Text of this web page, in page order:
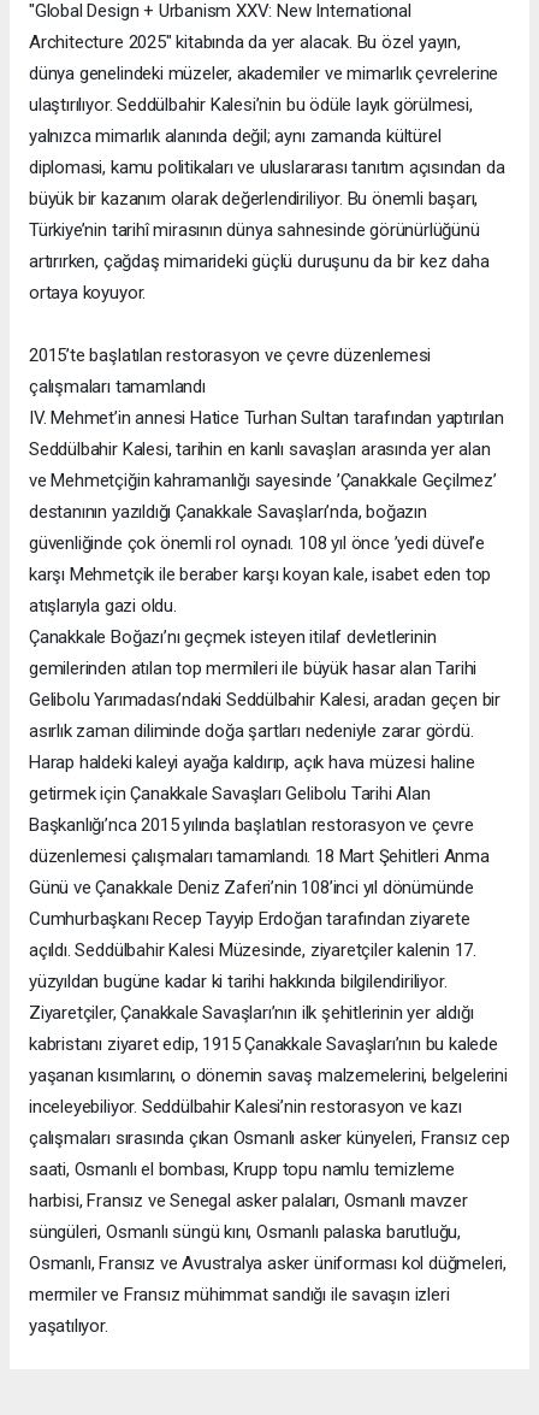
"Global Design + Urbanism XXV: New International
Architecture 2025" kitabında da yer alacak. Bu özel yayın,
dünya genelindeki müzeler, akademiler ve mimarlık çevrelerine
ulaştırılıyor. Seddülbahir Kalesi’nin bu ödüle layık görülmesi,
yalnızca mimarlık alanında değil; aynı zamanda kültürel
diplomasi, kamu politikaları ve uluslararası tanıtım açısından da
büyük bir kazanım olarak değerlendiriliyor. Bu önemli başarı,
Türkiye’nin tarihî mirasının dünya sahnesinde görünürlüğünü
artırırken, çağdaş mimarideki güçlü duruşunu da bir kez daha
ortaya koyuyor.
2015’te başlatılan restorasyon ve çevre düzenlemesi
çalışmaları tamamlandı
IV. Mehmet’in annesi Hatice Turhan Sultan tarafından yaptırılan
Seddülbahir Kalesi, tarihin en kanlı savaşları arasında yer alan
ve Mehmetçiğin kahramanlığı sayesinde ’Çanakkale Geçilmez’
destanının yazıldığı Çanakkale Savaşları’nda, boğazın
güvenliğinde çok önemli rol oynadı. 108 yıl önce ’yedi düvel’e
karşı Mehmetçik ile beraber karşı koyan kale, isabet eden top
atışlarıyla gazi oldu.
Çanakkale Boğazı’nı geçmek isteyen itilaf devletlerinin
gemilerinden atılan top mermileri ile büyük hasar alan Tarihi
Gelibolu Yarımadası’ndaki Seddülbahir Kalesi, aradan geçen bir
asırlık zaman diliminde doğa şartları nedeniyle zarar gördü.
Harap haldeki kaleyi ayağa kaldırıp, açık hava müzesi haline
getirmek için Çanakkale Savaşları Gelibolu Tarihi Alan
Başkanlığı’nca 2015 yılında başlatılan restorasyon ve çevre
düzenlemesi çalışmaları tamamlandı. 18 Mart Şehitleri Anma
Günü ve Çanakkale Deniz Zaferi’nin 108’inci yıl dönümünde
Cumhurbaşkanı Recep Tayyip Erdoğan tarafından ziyarete
açıldı. Seddülbahir Kalesi Müzesinde, ziyaretçiler kalenin 17.
yüzyıldan bugüne kadar ki tarihi hakkında bilgilendiriliyor.
Ziyaretçiler, Çanakkale Savaşları’nın ilk şehitlerinin yer aldığı
kabristanı ziyaret edip, 1915 Çanakkale Savaşları’nın bu kalede
yaşanan kısımlarını, o dönemin savaş malzemelerini, belgelerini
inceleyebiliyor. Seddülbahir Kalesi’nin restorasyon ve kazı
çalışmaları sırasında çıkan Osmanlı asker künyeleri, Fransız cep
saati, Osmanlı el bombası, Krupp topu namlu temizleme
harbisi, Fransız ve Senegal asker palaları, Osmanlı mavzer
süngüleri, Osmanlı süngü kını, Osmanlı palaska barutluğu,
Osmanlı, Fransız ve Avustralya asker üniforması kol düğmeleri,
mermiler ve Fransız mühimmat sandığı ile savaşın izleri
yaşatılıyor.